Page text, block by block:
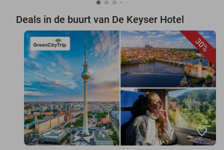
Deals in de buurt van De Keyser Hotel
30%
favorite_border